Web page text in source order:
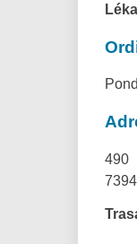
490